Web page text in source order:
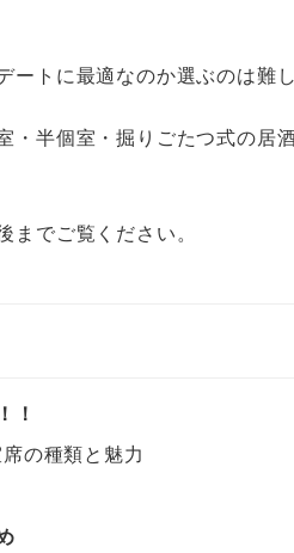
トに最適なのか選ぶのは難し
半個室・掘りごたつ式の居
でご覧ください。
！
の種類と魅力